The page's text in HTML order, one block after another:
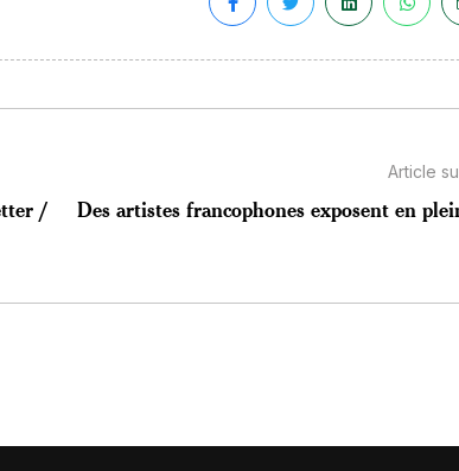
/
Article
Des artistes francophones exposent en